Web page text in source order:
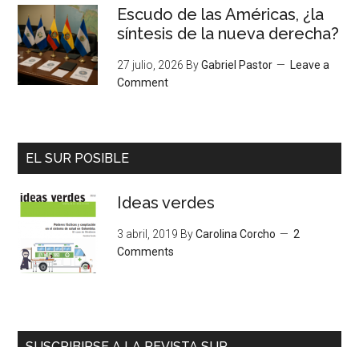
Escudo de las Américas, ¿la
síntesis de la nueva derecha?
27 julio, 2026 ByGabriel Pastor
Leave a
Comment
EL SUR POSIBLE
Ideas verdes
3 abril, 2019 ByCarolina Corcho
2
Comments